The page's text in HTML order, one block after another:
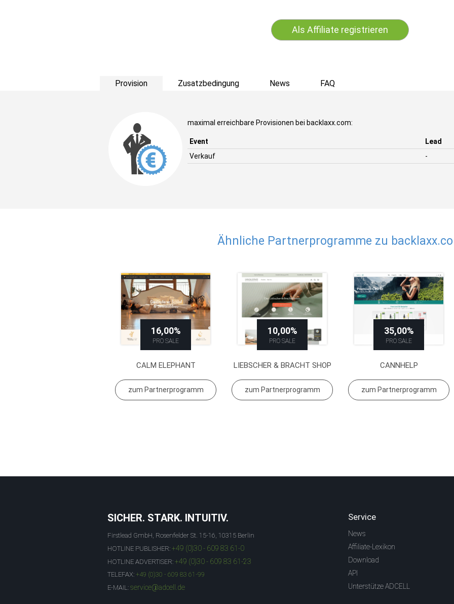
Als Affiliate registrieren
Provision Zusatzbedingung News FAQ
maximal erreichbare Provisionen bei backlaxx.com:
Event
Lead
Verkauf
-
Ähnliche Partnerprogramme zu
16,00%
PRO SALE
CALM ELEPHANT
zum Partnerprogramm
10,00%
PRO SALE
LIEBSCHER & BRACHT SHOP
zum Partnerprogramm
35,00%
PRO SALE
CANNHELP
zum Partnerprogramm
SICHER. STARK. INTUITIV.
Firstlead GmbH, Rosenfelder St. 15-16, 10315 Berlin
HOTLINE PUBLISHER: +49 (0)30 - 609 83 61-0
HOTLINE ADVERTISER: +49 (0)30 - 609 83 61-23
TELEFAX: +49 (0)30 - 609 83 61-99
E-MAIL: service@adcell.de
Service
News
Affiliate-Lexikon
Download
API
Unterstütze ADCELL